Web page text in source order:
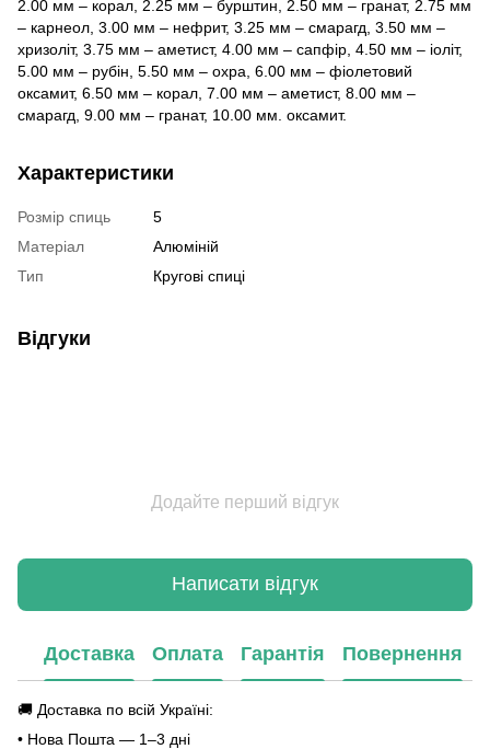
2.00 мм – корал, 2.25 мм – бурштин, 2.50 мм – гранат, 2.75 мм
– карнеол, 3.00 мм – нефрит, 3.25 мм – смарагд, 3.50 мм –
хризоліт, 3.75 мм – аметист, 4.00 мм – сапфір, 4.50 мм – іоліт,
5.00 мм – рубін, 5.50 мм – охра, 6.00 мм – фіолетовий
оксамит, 6.50 мм – корал, 7.00 мм – аметист, 8.00 мм –
смарагд, 9.00 мм – гранат, 10.00 мм. оксамит.
Характеристики
Розмір спиць
5
Матеріал
Алюміній
Тип
Кругові спиці
Відгуки
Додайте перший відгук
Написати відгук
Доставка Оплата Гарантія Повернення
🚚 Доставка по всій Україні:
• Нова Пошта — 1–3 дні